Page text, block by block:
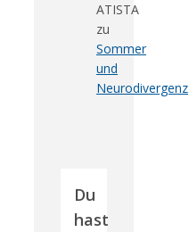
ATISTA
zu
Sommer
und
Neurodivergenz
Du
hast